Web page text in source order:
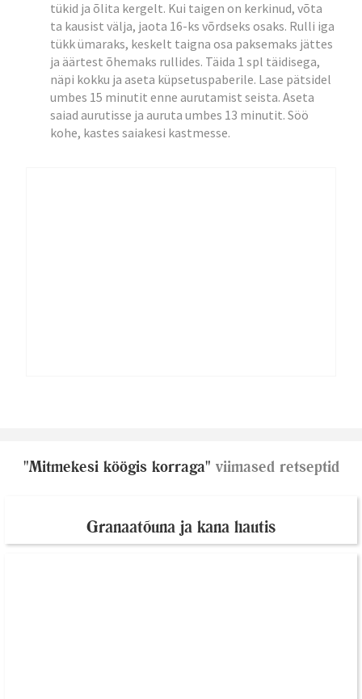
tükid ja õlita kergelt. Kui taigen on kerkinud, võta
ta kausist välja, jaota 16-ks võrdseks osaks. Rulli iga
tükk ümaraks, keskelt taigna osa paksemaks jättes
ja äärtest õhemaks rullides. Täida 1 spl täidisega,
näpi kokku ja aseta küpsetuspaberile. Lase pätsidel
umbes 15 minutit enne aurutamist seista. Aseta
saiad aurutisse ja auruta umbes 13 minutit. Söö
kohe, kastes saiakesi kastmesse.
"Mitmekesi köögis korraga" viimased retseptid
Granaatõuna ja kana hautis